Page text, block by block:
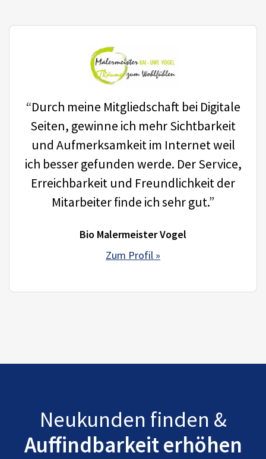
“Durch meine Mitgliedschaft bei Digitale
Seiten, gewinne ich mehr Sichtbarkeit
und Aufmerksamkeit im Internet weil
ich besser gefunden werde. Der Service,
Erreichbarkeit und Freundlichkeit der
Mitarbeiter finde ich sehr gut.”
Bio Malermeister Vogel
Zum Profil »
Neukunden finden &
Auffindbarkeit erhöhen